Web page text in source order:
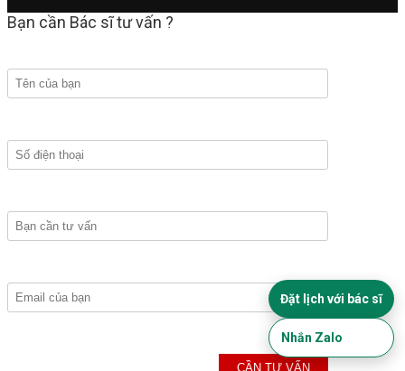
Bạn cần Bác sĩ tư vấn ?
Đặt lịch với bác sĩ
Nhắn Zalo